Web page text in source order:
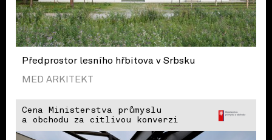
Předprostor lesního hřbitova v Srbsku
MED ARKITEKT
Cena Ministerstva průmyslu
a obchodu za citlivou konverzi